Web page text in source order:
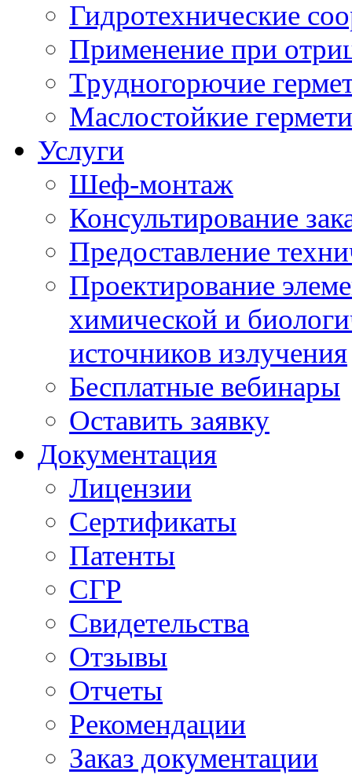
Гидротехнические
Применение при
Трудногорючие
Маслостойкие
Услуги
Шеф-монтаж
Консультирование
Предоставление
Проектирование
химической и
источников излучения
Бесплатные вебинары
Оставить заявку
Документация
Лицензии
Сертификаты
Патенты
СГР
Свидетельства
Отзывы
Отчеты
Рекомендации
Заказ документации